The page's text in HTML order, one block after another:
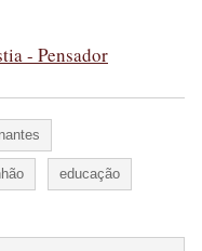
- Pensador
educação